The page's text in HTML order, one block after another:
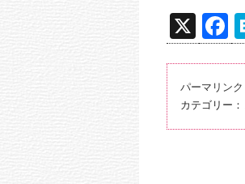
X
F
a
c
e
b
パーマリンク
カテゴリー：